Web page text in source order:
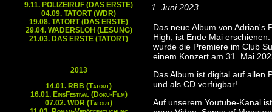
9.11. POLIZEIRUF (DAS ERSTE)
04.09. TATORT (WDR)
19.08. TATORT (DAS ERSTE)
29.04. WADERSLOH (LESUNG)
21.03. DAS ERSTE (TATORT)
2013
14.01. RBB (Tatort)
16.01. EinsFestival (Doku-Film)
07.02. WDR (Tatort)
1. Juni 2023
Das neue Album von Adrian's
High, ist Ende Mai
wurde die Premiere im Club
einem Konzert am 31. Mai
Das Album ist digital auf allen
und als CD verfügbar!
Auf unserem Youtube-Kanal